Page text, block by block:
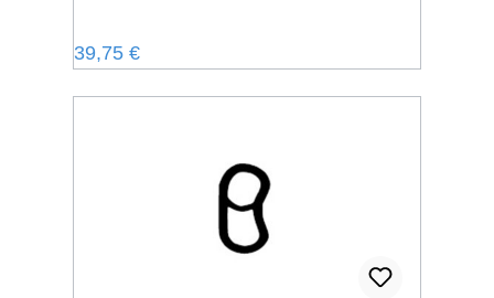
Regulärer Preis:
39,75 €